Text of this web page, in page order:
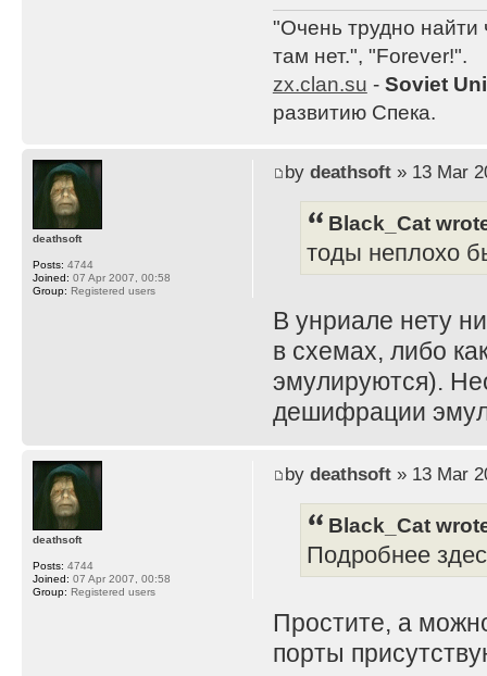
"Очень трудно найти
там нет.", "Forever!".
zx.clan.su - Soviet
развитию Спека.
by deathsoft» 13 Mar
Black_Cat
тоды неплохо
В унриале нету
в схемах, либо
эмулируются).
дешифрации
deathsoft
Posts: 4744
Joined: 07 Apr 2007, 00:58
Group: Registered users
by deathsoft» 13 Mar
Black_Cat
Подробнее
Простите, а
порты
deathsoft
Posts: 4744
Joined: 07 Apr 2007, 00:58
Group: Registered users